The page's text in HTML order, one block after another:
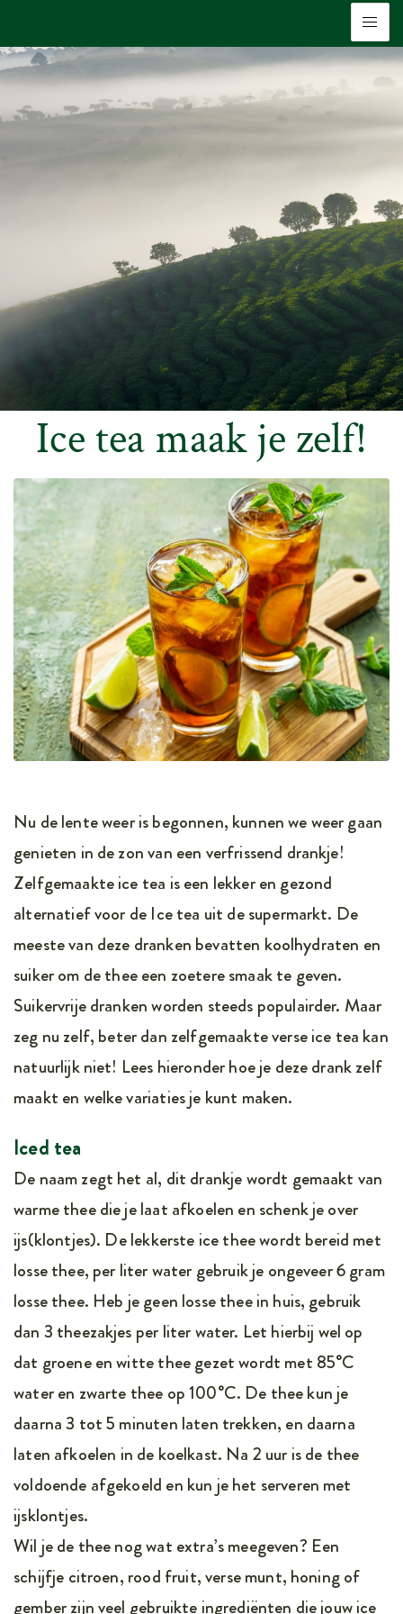
Ice tea maak je zelf!
Nu de lente weer is begonnen, kunnen we weer gaan
genieten in de zon van een verfrissend drankje!
Zelfgemaakte ice tea is een lekker en gezond
alternatief voor de Ice tea uit de supermarkt. De
meeste van deze dranken bevatten koolhydraten en
suiker om de thee een zoetere smaak te geven.
Suikervrije dranken worden steeds populairder. Maar
zeg nu zelf, beter dan zelfgemaakte verse ice tea kan
natuurlijk niet! Lees hieronder hoe je deze drank zelf
maakt en welke variaties je kunt maken.
Iced tea
De naam zegt het al, dit drankje wordt gemaakt van
warme thee die je laat afkoelen en schenk je over
ijs(klontjes). De lekkerste ice thee wordt bereid met
losse thee, per liter water gebruik je ongeveer 6 gram
losse thee. Heb je geen losse thee in huis, gebruik
dan 3 theezakjes per liter water. Let hierbij wel op
dat groene en witte thee gezet wordt met 85°C
water en zwarte thee op 100°C. De thee kun je
daarna 3 tot 5 minuten laten trekken, en daarna
laten afkoelen in de koelkast. Na 2 uur is de thee
voldoende afgekoeld en kun je het serveren met
ijsklontjes.
Wil je de thee nog wat extra’s meegeven? Een
schijfje citroen, rood fruit, verse munt, honing of
gember zijn veel gebruikte ingrediënten die jouw ice